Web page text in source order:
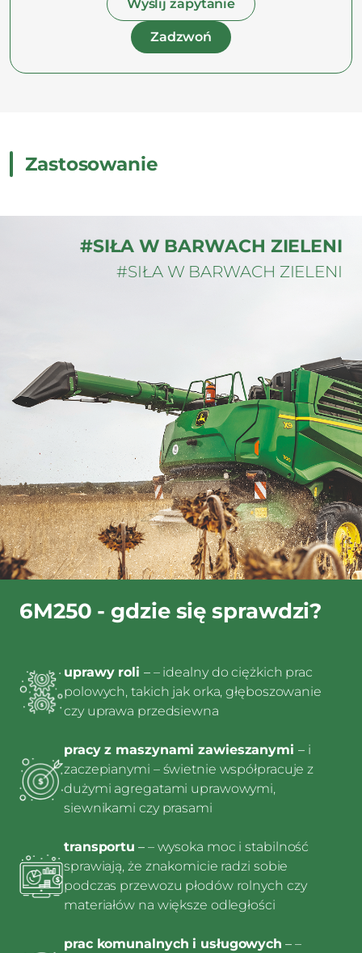
Wyślij zapytanie
Zadzwoń
Zastosowanie
#SIŁA W BARWACH ZIELENI
#SIŁA W BARWACH ZIELENI
6M250 - gdzie się sprawdzi?
uprawy roli – – idealny do ciężkich prac
polowych, takich jak orka, głęboszowanie
czy uprawa przedsiewna
pracy z maszynami zawieszanymi – i
zaczepianymi – świetnie współpracuje z
dużymi agregatami uprawowymi,
siewnikami czy prasami
transportu – – wysoka moc i stabilność
sprawiają, że znakomicie radzi sobie
podczas przewozu płodów rolnych czy
materiałów na większe odległości
prac komunalnych i usługowych – –